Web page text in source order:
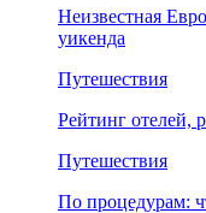
Неизвестная
уикенда
Путешествия
Рейтинг отелей,
Путешествия
По процедурам: